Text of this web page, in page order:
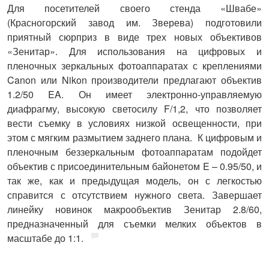
Для посетителей своего стенда «Швабе»
(Красногорский завод им. Зверева) подготовили
приятный сюрприз в виде трех новых объективов
«Зенитар». Для использования на цифровых и
пленочных зеркальных фотоаппаратах с креплениями
Canon или Nikon производители предлагают объектив
1.2/50 EA. Он имеет электронно-управляемую
диафрагму, высокую светосилу F/1,2, что позволяет
вести съемку в условиях низкой освещенности, при
этом с мягким размытием заднего плана. К цифровым и
пленочным беззеркальным фотоаппаратам подойдет
объектив с присоединительным байонетом E – 0.95/50, и
так же, как и предыдущая модель, он с легкостью
справится с отсутствием нужного света. Завершает
линейку новинок макрообъектив Зенитар 2.8/60,
предназначенный для съемки мелких объектов в
масштабе до 1:1.